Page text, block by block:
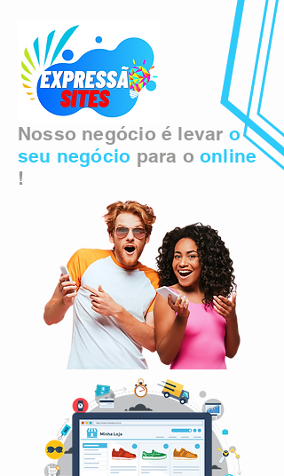
Nosso negócio é levar o
seu negócio para o online
!